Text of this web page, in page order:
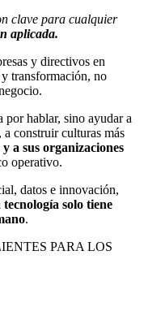
clave para cualquier
aplicada.
y directivos en
transformación, no
por hablar, sino ayudar a
, a construir culturas más
a sus organizaciones
operativo.
datos e innovación,
tecnología solo tiene
.
PARA LOS